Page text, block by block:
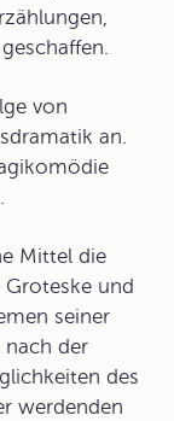
von
an.
Mittel die
Groteske und
seiner
nach der
des
werdenden